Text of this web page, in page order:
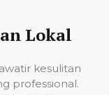
Lokal
kesulitan
professional.